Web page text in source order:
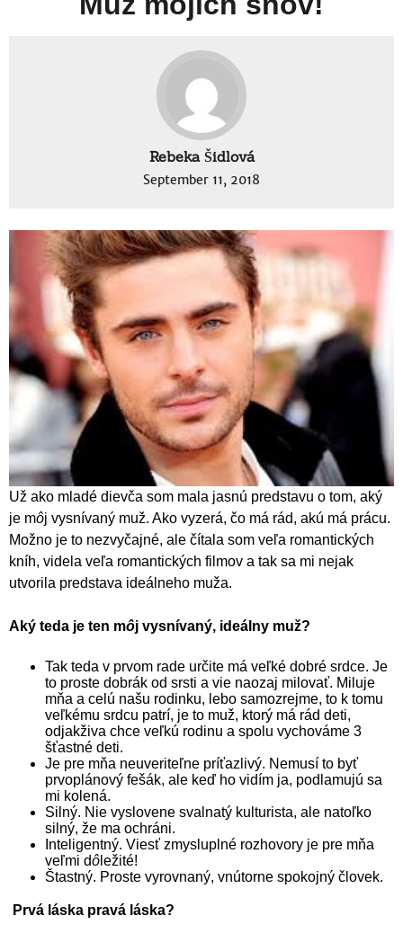
Rebeka Šidlová
September 11, 2018
Už ako mladé dievča som mala jasnú predstavu o tom, aký
je môj vysnívaný muž. Ako vyzerá, čo má rád, akú má prácu.
Možno je to nezvyčajné, ale čítala som veľa romantických
kníh, videla veľa romantických filmov a tak sa mi nejak
utvorila predstava ideálneho muža.
Aký teda je ten môj vysnívaný, ideálny muž?
Tak teda v prvom rade určite má veľké dobré srdce. Je
to proste dobrák od srsti a vie naozaj milovať. Miluje
mňa a celú našu rodinku, lebo samozrejme, to k tomu
veľkému srdcu patrí, je to muž, ktorý má rád deti,
odjakživa chce veľkú rodinu a spolu vychováme 3
šťastné deti.
Je pre mňa neuveriteľne príťazlivý. Nemusí to byť
prvoplánový fešák, ale keď ho vidím ja, podlamujú sa
mi kolená.
Silný. Nie vyslovene svalnatý kulturista, ale natoľko
silný, že ma ochráni.
Inteligentný. Viesť zmysluplné rozhovory je pre mňa
veľmi dô ležité!
Štastný. Proste vyrovnaný, vnútorne spokojný človek.
Prvá láska pravá láska?